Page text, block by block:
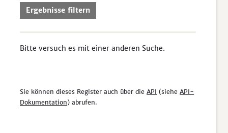
Ergebnisse filtern
Bitte versuch es mit einer anderen Suche.
Sie können dieses Register auch über die API (siehe API-
Dokumentation) abrufen.